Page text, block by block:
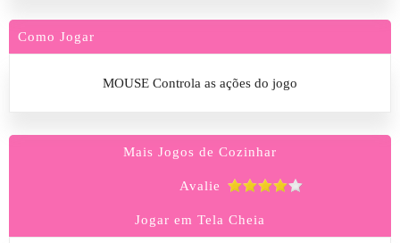
Como Jogar
MOUSE Controla as ações do jogo
Mais Jogos de Cozinhar
Avalie
Jogar em Tela Cheia